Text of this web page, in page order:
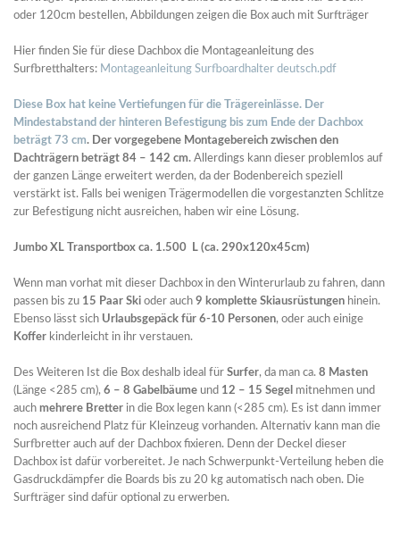
oder 120cm bestellen, Abbildungen zeigen die Box auch mit Surfträger
Hier finden Sie für diese Dachbox die Montageanleitung des
Surfbretthalters: Montageanleitung Surfboardhalter deutsch.pdf
Diese Box hat keine Vertiefungen für die Trägereinlässe. Der
Mindestabstand der hinteren Befestigung bis zum Ende der Dachbox
beträgt 73 cm. Der vorgegebene Montagebereich zwischen den
Dachträgern beträgt 84 – 142 cm. Allerdings kann dieser problemlos auf
der ganzen Länge erweitert werden, da der Bodenbereich speziell
verstärkt ist. Falls bei wenigen Trägermodellen die vorgestanzten Schlitze
zur Befestigung nicht ausreichen, haben wir eine Lösung.
Jumbo XL Transportbox ca. 1.500 L (ca. 290x120x45cm)
Wenn man vorhat mit dieser Dachbox in den Winterurlaub zu fahren, dann
passen bis zu 15 Paar Ski oder auch 9 komplette Skiausrüstungen hinein.
Ebenso lässt sich Urlaubsgepäck für 6-10 Personen, oder auch einige
Koffer kinderleicht in ihr verstauen.
Des Weiteren Ist die Box deshalb ideal für Surfer, da man ca. 8 Masten
(Länge <285 cm), 6 – 8 Gabelbäume und 12 – 15 Segel mitnehmen und
auch mehrere Bretter in die Box legen kann (<285 cm). Es ist dann immer
noch ausreichend Platz für Kleinzeug vorhanden. Alternativ kann man die
Surfbretter auch auf der Dachbox fixieren. Denn der Deckel dieser
Dachbox ist dafür vorbereitet. Je nach Schwerpunkt-Verteilung heben die
Gasdruckdämpfer die Boards bis zu 20 kg automatisch nach oben. Die
Surfträger sind dafür optional zu erwerben.